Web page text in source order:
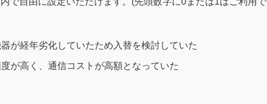
が経年劣化していたため入替を検討していた
が高く、通信コストが高額となっていた